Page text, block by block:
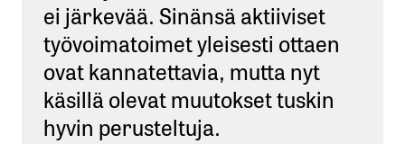
ei järkevää. Sinänsä aktiiviset
työvoimatoimet yleisesti ottaen
ovat kannatettavia, mutta nyt
käsillä olevat muutokset tuskin
hyvin perusteltuja.